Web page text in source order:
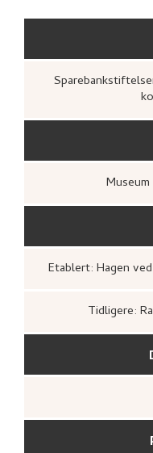
Sparebankstiftelsen DNB, Kode Kunstmuseer og
Etablert: Hagen
Tidligere: